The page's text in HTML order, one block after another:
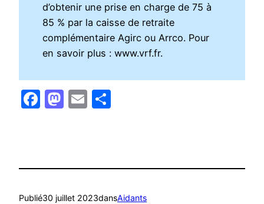
d’obtenir une prise en charge de 75 à
85 % par la caisse de retraite
complémentaire Agirc ou Arrco. Pour
en savoir plus : www.vrf.fr.
Facebook
Mastodon
Email
Publié30 juillet 2023dansAidants